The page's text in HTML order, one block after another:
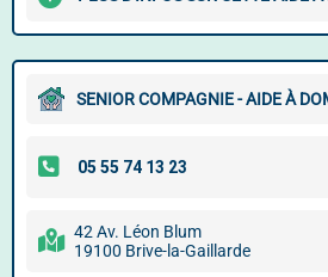
SENIOR COMPAGNIE - AIDE À
42 Av. Léon Blum
19100 Brive-la-Gaillarde